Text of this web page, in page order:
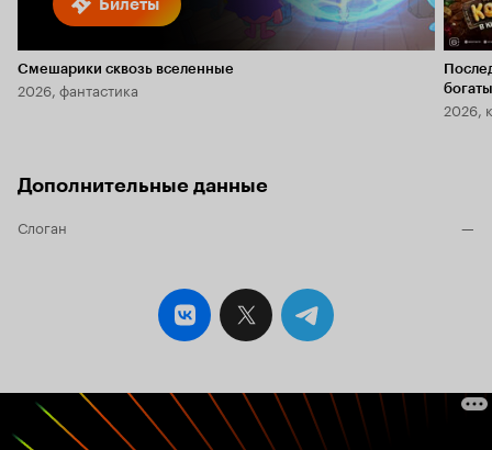
Билеты
Смешарики сквозь вселенные
2026, фантастика
2026,
Дополнительные данные
Слоган —